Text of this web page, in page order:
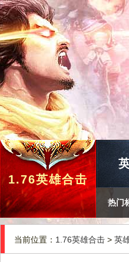
1.76英雄合击
热门
当前位置： 1.76英雄合击 > 英